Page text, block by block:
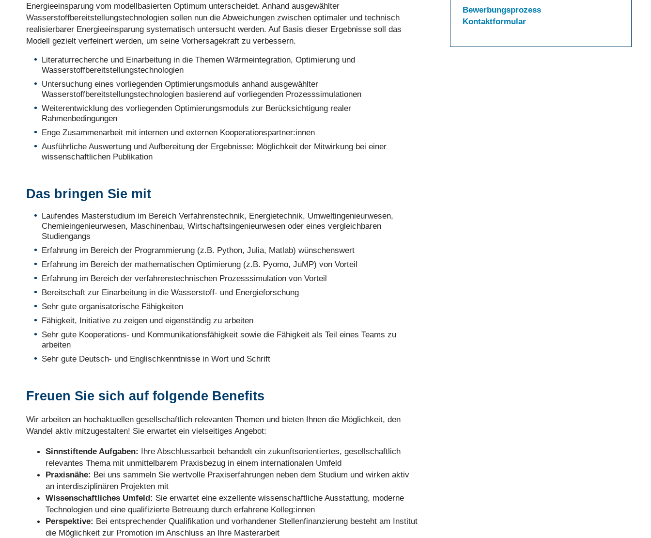
Energieeinsparung vom modellbasierten Optimum unterscheidet. Anhand ausgewählter
Wasserstoffbereitstellungstechnologien sollen nun die Abweichungen zwischen optimaler und technisch
realisierbarer Energieeinsparung systematisch untersucht werden. Auf Basis dieser Ergebnisse soll das
Modell gezielt verfeinert werden, um seine Vorhersagekraft zu verbessern.
Literaturrecherche und Einarbeitung in die Themen Wärmeintegration, Optimierung und
Wasserstoffbereitstellungstechnologien
Untersuchung eines vorliegenden Optimierungsmoduls anhand ausgewählter
Wasserstoffbereitstellungstechnologien basierend auf vorliegenden Prozesssimulationen
Weiterentwicklung des vorliegenden Optimierungsmoduls zur Berücksichtigung realer
Rahmenbedingungen
Enge Zusammenarbeit mit internen und externen Kooperationspartner:innen
Ausführliche Auswertung und Aufbereitung der Ergebnisse: Möglichkeit der Mitwirkung bei einer
wissenschaftlichen Publikation
Das bringen Sie mit
Laufendes Masterstudium im Bereich Verfahrenstechnik, Energietechnik, Umweltingenieurwesen,
Chemieingenieurwesen, Maschinenbau, Wirtschaftsingenieurwesen oder eines vergleichbaren
Studiengangs
Erfahrung im Bereich der Programmierung (z.B. Python, Julia, Matlab) wünschenswert
Erfahrung im Bereich der mathematischen Optimierung (z.B. Pyomo, JuMP) von Vorteil
Erfahrung im Bereich der verfahrenstechnischen Prozesssimulation von Vorteil
Bereitschaft zur Einarbeitung in die Wasserstoff- und Energieforschung
Sehr gute organisatorische Fähigkeiten
Fähigkeit, Initiative zu zeigen und eigenständig zu arbeiten
Sehr gute Kooperations- und Kommunikationsfähigkeit sowie die Fähigkeit als Teil eines Teams zu
arbeiten
Sehr gute Deutsch- und Englischkenntnisse in Wort und Schrift
Freuen Sie sich auf folgende Benefits
Wir arbeiten an hochaktuellen gesellschaftlich relevanten Themen und bieten Ihnen die Möglichkeit, den
Wandel aktiv mitzugestalten! Sie erwartet ein vielseitiges Angebot:
Sinnstiftende Aufgaben: Ihre Abschlussarbeit behandelt ein zukunftsorientiertes, gesellschaftlich
relevantes Thema mit unmittelbarem Praxisbezug in einem internationalen Umfeld
Praxisnähe: Bei uns sammeln Sie wertvolle Praxiserfahrungen neben dem Studium und wirken aktiv
an interdisziplinären Projekten mit
Wissenschaftliches Umfeld: Sie erwartet eine exzellente wissenschaftliche Ausstattung, moderne
Technologien und eine qualifizierte Betreuung durch erfahrene Kolleg:innen
Perspektive: Bei entsprechender Qualifikation und vorhandener Stellenfinanzierung besteht am Institut
die Möglichkeit zur Promotion im Anschluss an Ihre Masterarbeit
Bewerbungsprozess
Kontaktformular